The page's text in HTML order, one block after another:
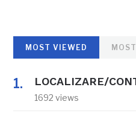
MOST VIEWED
LOCALIZARE/
1692 views